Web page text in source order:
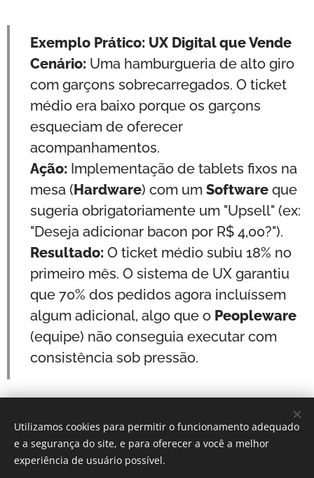
Exemplo Prático: UX Digital que Vende
Cenário: Uma hamburgueria de alto giro
com garçons sobrecarregados. O ticket
médio era baixo porque os garçons
esqueciam de oferecer
acompanhamentos.
Ação: Implementação de tablets fixos na
mesa (Hardware) com um Software que
sugeria obrigatoriamente um "Upsell" (ex:
"Deseja adicionar bacon por R$ 4,00?").
Resultado: O ticket médio subiu 18% no
primeiro mês. O sistema de UX garantiu
que 70% dos pedidos agora incluíssem
algum adicional, algo que o Peopleware
(equipe) não conseguia executar com
consistência sob pressão.
Por: Verônica Silveira Nicoletti
Instagram: Gastronomundo.receitas
Utilizamos cookies para permitir o funcionamento adequado
e a segurança do site, e para oferecer a você a melhor
experiência de usuário possível.